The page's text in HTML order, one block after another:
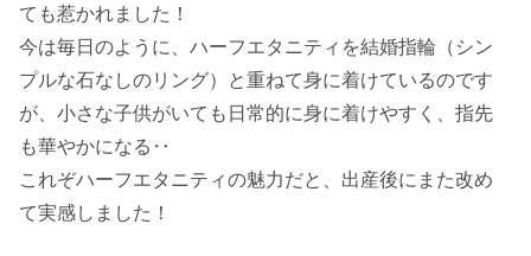
ても惹かれました！
今は毎日のように、ハーフエタニティを結婚指輪（シン
プルな石なしのリング）と重ねて身に着けているのです
が、小さな子供がいても日常的に身に着けやすく、指先
も華やかになる‥
これぞハーフエタニティの魅力だと、出産後にまた改め
て実感しました！